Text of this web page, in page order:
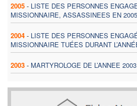
2005 - LISTE DES PERSONNES
MISSIONNAIRE, ASSASSINEES EN 2005
2004 - LISTE DES PERSONNES
MISSIONNAIRE TUÉES DURANT
2003 - MARTYROLOGE DE L’ANNEE 2003